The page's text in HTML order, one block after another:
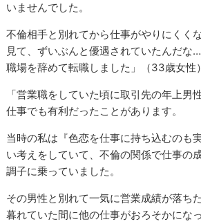
いませんでした。
不倫相手と別れてから仕事がやりにくく
見て、ずいぶんと優遇されていたんだ
職場を辞めて転職しました」（33歳女性）
「営業職をしていた頃に取引先の年上男
仕事でも有利だったことがあります。
当時の私は『色恋を仕事に持ち込むのも
い考えをしていて、不倫の関係で仕事の
調子に乗っていました。
その男性と別れて一気に営業成績が落ち
暮れていた間に他の仕事がおろそかにな